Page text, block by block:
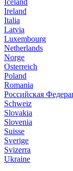
Iceland
Ireland
Italia
Latvia
Luxembourg
Netherlands
Norge
Osterreich
Poland
Romania
Российская
Schweiz
Slovakia
Slovenia
Suisse
Sverige
Svizerra
Ukraine